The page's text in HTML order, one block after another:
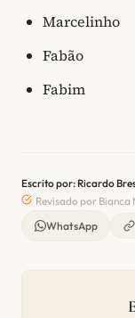
Marcelinho
Fabão
Fabim
Escrito por: Ricardo
Revisado por
WhatsApp